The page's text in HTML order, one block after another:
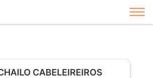
CABELEIREIROS